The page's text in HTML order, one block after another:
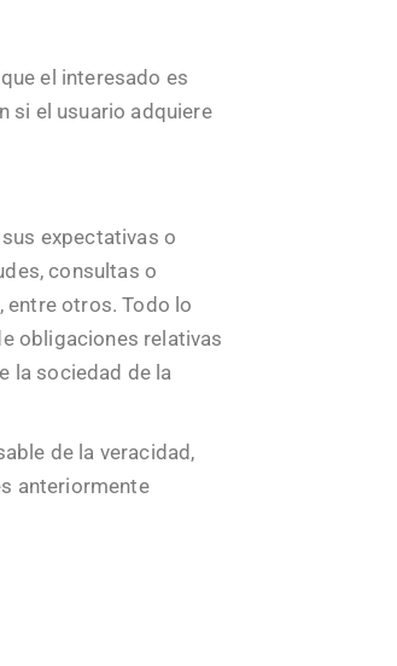
el interesado es
si el usuario adquiere
expectativas o
consultas o
otros. Todo lo
obligaciones relativas
la sociedad de la
de la veracidad,
anteriormente